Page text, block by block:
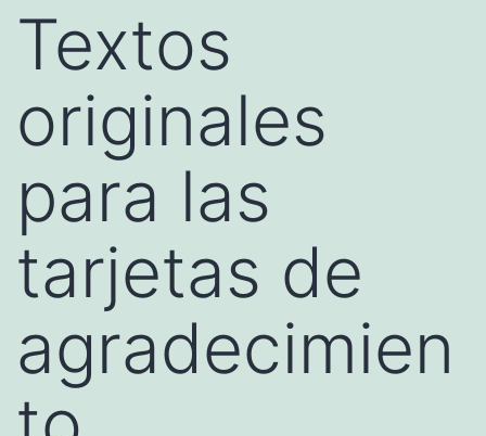
Textos
originales
para las
tarjetas de
agradecimien